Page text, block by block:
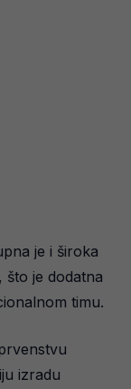
je i široka
je dodatna
timu.
izradu